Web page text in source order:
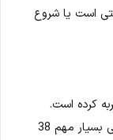
است یا شروع
پس از آنکه قیمت نقره موفق شد مقاومت افقی بسیار مهم 38